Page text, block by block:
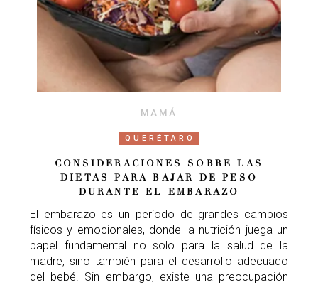
MAMÁ
QUERÉTARO
CONSIDERACIONES SOBRE LAS
DIETAS PARA BAJAR DE PESO
DURANTE EL EMBARAZO
El embarazo es un período de grandes cambios
físicos y emocionales, donde la nutrición juega un
papel fundamental no solo para la salud de la
madre, sino también para el desarrollo adecuado
del bebé. Sin embargo, existe una preocupación